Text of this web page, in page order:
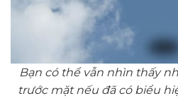
Bạn có thể vẫn nhìn thấy
trước mặt nếu đã có biểu